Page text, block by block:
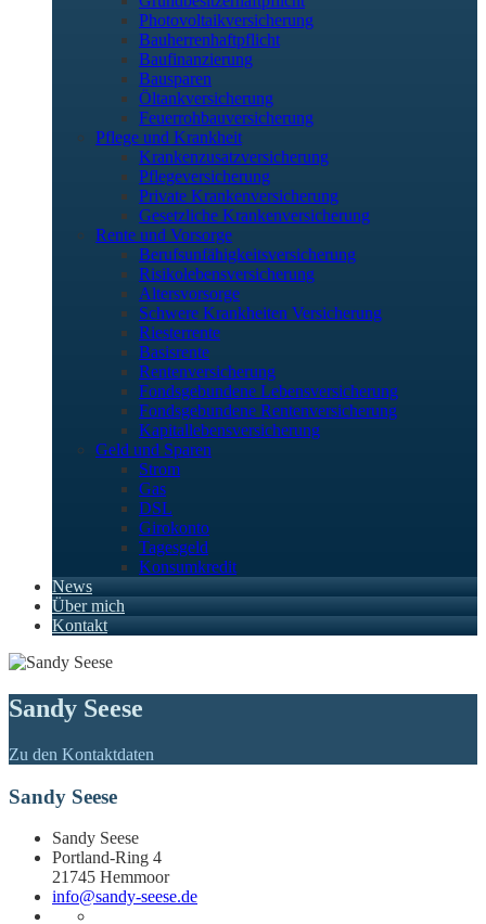
Photovoltaikversicherung
Bauherrenhaftpflicht
Baufinanzierung
Bausparen
Öltankversicherung
Feuerrohbauversicherung
Pflege und Krankheit
Krankenzusatzversicherung
Pflegeversicherung
Private Krankenversicherung
Gesetzliche Krankenversicherung
Rente und Vorsorge
Berufs­unfähigkeitsversicherung
Risikolebensversicherung
Altersvorsorge
Schwere Krankheiten Versicherung
Riesterrente
Basisrente
Rentenversicherung
Fondsgebundene Lebensversicherung
Fondsgebundene Rentenversicherung
Kapitallebensversicherung
Geld und Sparen
Strom
Gas
DSL
Girokonto
Tagesgeld
Konsumkredit
News
Über mich
Kontakt
Sandy Seese
Zu den Kontaktdaten
Sandy Seese
Sandy Seese
Portland-Ring 4
21745 Hemmoor
info@sandy-seese.de